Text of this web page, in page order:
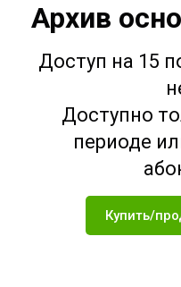
Архив
Доступ на 15
Доступно
периоде
Купить/